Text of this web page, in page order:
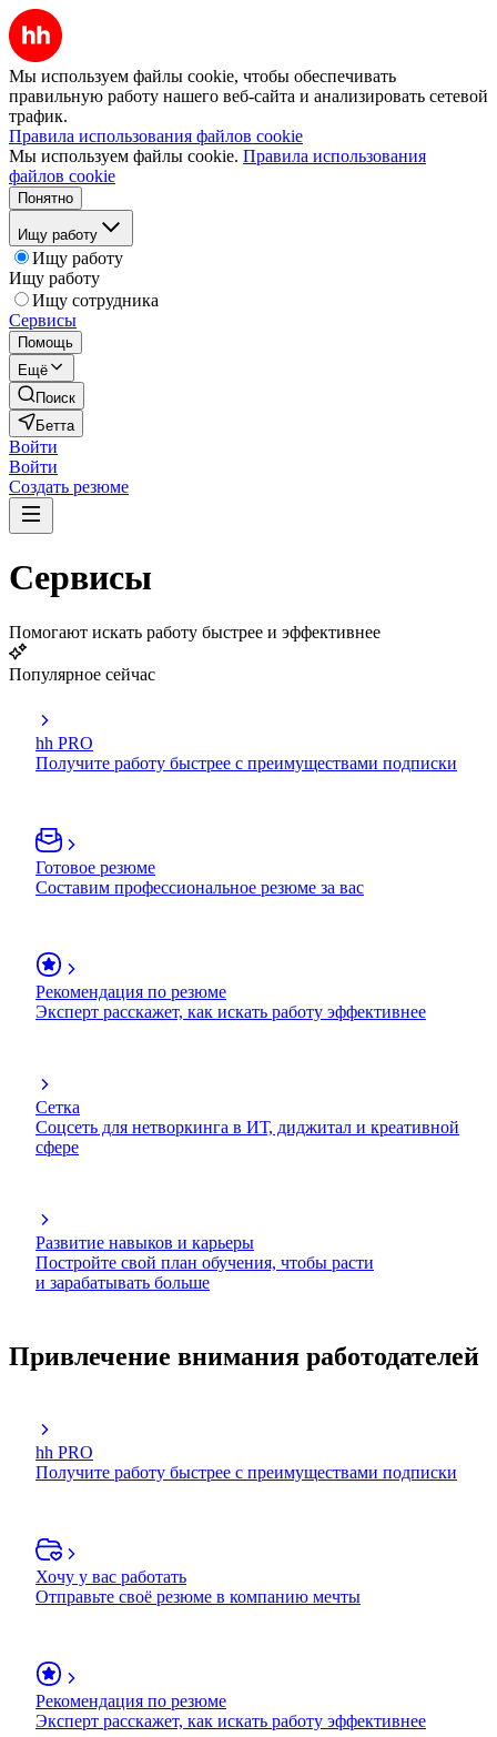
Мы используем файлы cookie, чтобы обеспечивать
правильную работу нашего веб-сайта и анализировать сетевой
трафик.
Правила использования файлов cookie
Мы используем файлы cookie. Правила использования
файлов cookie
Понятно
Ищу работу
Ищу работу
Ищу работу
Ищу сотрудника
Сервисы
Помощь
Ещё
Поиск
Бетта
Войти
Войти
Создать резюме
Сервисы
Помогают искать работу быстрее и эффективнее
Популярное сейчас
hh PRO
Получите работу быстрее с преимуществами подписки
Готовое резюме
Составим профессиональное резюме за вас
Рекомендация по резюме
Эксперт расскажет, как искать работу эффективнее
Сетка
Соцсеть для нетворкинга в ИТ, диджитал и креативной
сфере
Развитие навыков и карьеры
Постройте свой план обучения, чтобы расти
и зарабатывать больше
Привлечение внимания работодателей
hh PRO
Получите работу быстрее с преимуществами подписки
Хочу у вас работать
Отправьте своё резюме в компанию мечты
Рекомендация по резюме
Эксперт расскажет, как искать работу эффективнее